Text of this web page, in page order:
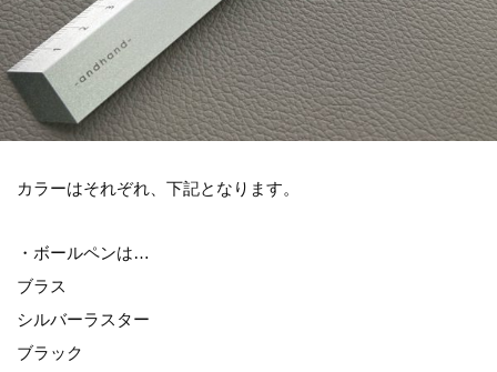
カラーはそれぞれ、下記となります。
・ボールペンは…
ブラス
シルバーラスター
ブラック